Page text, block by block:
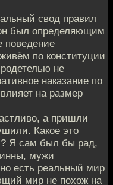
свод правил
был определяющим
поведение
по конституции
не
наказание по
на размер
а пришли
Какое это
Я сам был бы рад,
мужи
есть реальный мир
мир не похож на